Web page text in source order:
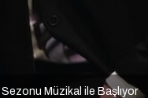
Müzikal ile Başlıyor